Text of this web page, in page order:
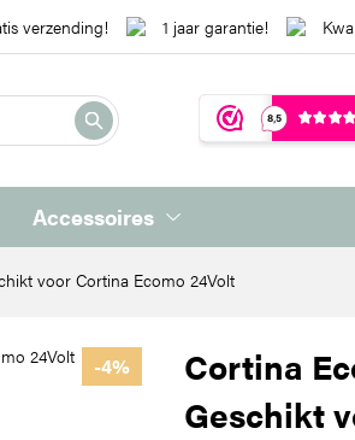
verzending! 1 jaar garantie!
Accessoires
voor Cortina Ecomo 24Volt
-4%
Cortina
Geschikt